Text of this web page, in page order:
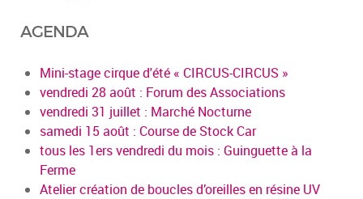
AGENDA
Mini-stage cirque d'été « CIRCUS-CIRCUS »
vendredi 28 août : Forum des Associations
vendredi 31 juillet : Marché Nocturne
samedi 15 août : Course de Stock Car
tous les 1ers vendredi du mois : Guinguette à la
Ferme
Atelier création de boucles d’oreilles en résine UV